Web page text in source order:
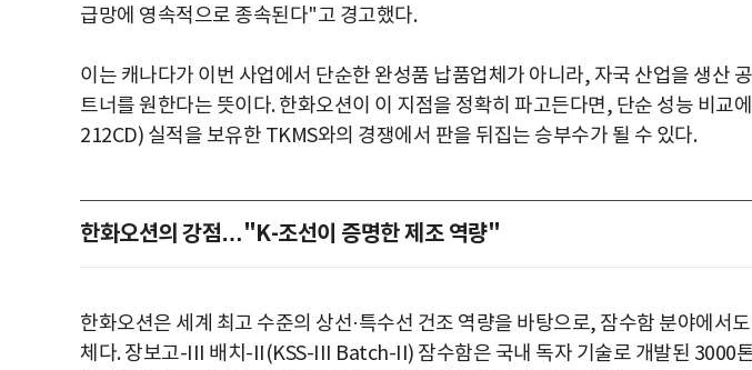
급망에 영속적으로 종속된다"고 경고했다.
이는 캐나다가 이번 사업에서 단순한 완성품 납품업체가 아니라, 자국 산업을 생산
트너를 원한다는 뜻이다. 한화오션이 이 지점을 정확히 파고든다면, 단순 성능 비교
212CD) 실적을 보유한 TKMS와의 경쟁에서 판을 뒤집는 승부수가 될 수 있다.
한화오션의 강점…"K-조선이 증명한 제조 역량"
한화오션은 세계 최고 수준의 상선·특수선 건조 역량을 바탕으로, 잠수함 분야에서
체다. 장보고-III 배치-II(KSS-III Batch-II) 잠수함은 국내 독자 기술로 개발된 3000